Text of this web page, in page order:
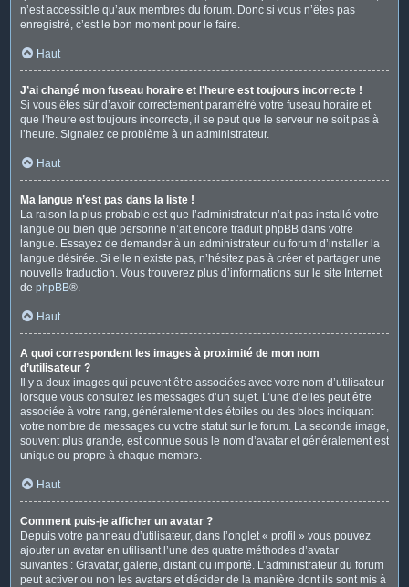
n’est accessible qu’aux membres du forum. Donc si vous n’êtes pas
enregistré, c’est le bon moment pour le faire.
Haut
J’ai changé mon fuseau horaire et l’heure est toujours incorrecte !
Si vous êtes sûr d’avoir correctement paramétré votre fuseau horaire et
que l’heure est toujours incorrecte, il se peut que le serveur ne soit pas à
l’heure. Signalez ce problème à un administrateur.
Haut
Ma langue n’est pas dans la liste !
La raison la plus probable est que l’administrateur n’ait pas installé votre
langue ou bien que personne n’ait encore traduit phpBB dans votre
langue. Essayez de demander à un administrateur du forum d’installer la
langue désirée. Si elle n’existe pas, n’hésitez pas à créer et partager une
nouvelle traduction. Vous trouverez plus d’informations sur le site Internet
de phpBB®.
Haut
A quoi correspondent les images à proximité de mon nom
d’utilisateur ?
Il y a deux images qui peuvent être associées avec votre nom d’utilisateur
lorsque vous consultez les messages d’un sujet. L’une d’elles peut être
associée à votre rang, généralement des étoiles ou des blocs indiquant
votre nombre de messages ou votre statut sur le forum. La seconde image,
souvent plus grande, est connue sous le nom d’avatar et généralement est
unique ou propre à chaque membre.
Haut
Comment puis-je afficher un avatar ?
Depuis votre panneau d’utilisateur, dans l’onglet « profil » vous pouvez
ajouter un avatar en utilisant l’une des quatre méthodes d’avatar
suivantes : Gravatar, galerie, distant ou importé. L’administrateur du forum
peut activer ou non les avatars et décider de la manière dont ils sont mis à